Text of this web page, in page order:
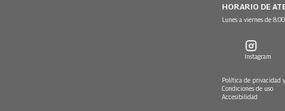
HORARIO DE
Lunes a viernes de
Instagram
Política de privacidad
Condiciones de uso
Accesibilidad